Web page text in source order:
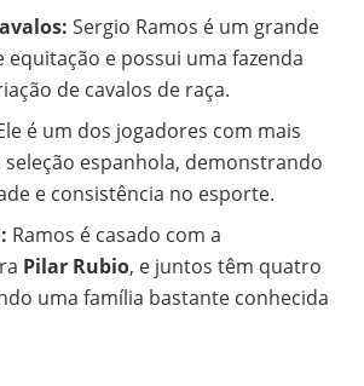
Sergio Ramos é um grande
equitação e possui uma fazenda
de cavalos de raça.
é um dos jogadores com mais
espanhola, demonstrando
e consistência no esporte.
Ramos é casado com a
Pilar Rubio, e juntos têm quatro
uma família bastante conhecida